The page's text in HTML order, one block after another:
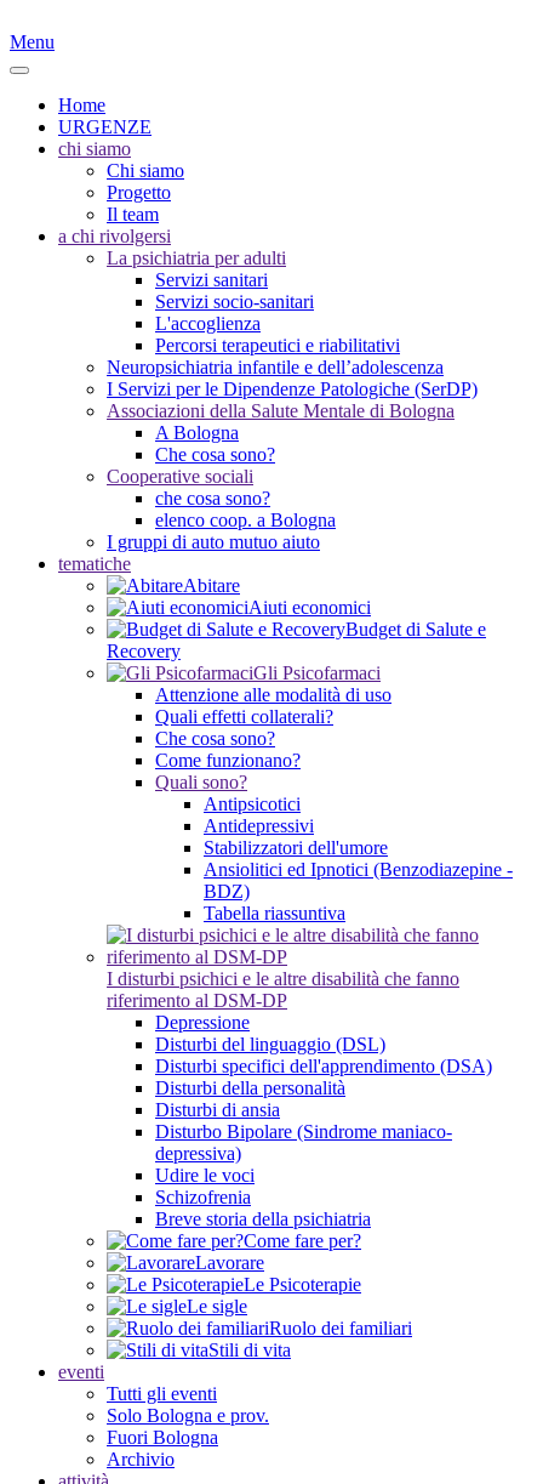
Menu
Home
URGENZE
chi siamo
Chi siamo
Progetto
Il team
a chi rivolgersi
La psichiatria per adulti
Servizi sanitari
Servizi socio-sanitari
L'accoglienza
Percorsi terapeutici e riabilitativi
Neuropsichiatria infantile e dell’adolescenza
I Servizi per le Dipendenze Patologiche (SerDP)
Associazioni della Salute Mentale di Bologna
A Bologna
Che cosa sono?
Cooperative sociali
che cosa sono?
elenco coop. a Bologna
I gruppi di auto mutuo aiuto
tematiche
Abitare
Aiuti economici
Budget di Salute e
Recovery
Gli Psicofarmaci
Attenzione alle modalità di uso
Quali effetti collaterali?
Che cosa sono?
Come funzionano?
Quali sono?
Antipsicotici
Antidepressivi
Stabilizzatori dell'umore
Ansiolitici ed Ipnotici (Benzodiazepine -
BDZ)
Tabella riassuntiva
I disturbi psichici e le altre disabilità che fanno
riferimento al DSM-DP
Depressione
Disturbi del linguaggio (DSL)
Disturbi specifici dell'apprendimento (DSA)
Disturbi della personalità
Disturbi di ansia
Disturbo Bipolare (Sindrome maniaco-
depressiva)
Udire le voci
Schizofrenia
Breve storia della psichiatria
Come fare per?
Lavorare
Le Psicoterapie
Le sigle
Ruolo dei familiari
Stili di vita
eventi
Tutti gli eventi
Solo Bologna e prov.
Fuori Bologna
Archivio